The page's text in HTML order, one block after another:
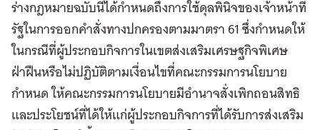
ร่างกฎหมายฉบับนี้ได้กำหนดถึงการใช้ดุลพินิจของเจ้าหน้าที่
รัฐในการออกคำสั่งทางปกครองตามมาตรา 61 ซึ่งกำหนดให้
ในกรณีที่ผู้ประกอบกิจการในเขตส่งเสริมเศรษฐกิจพิเศษ
ฝ่าฝืนหรือไม่ปฏิบัติตามเงื่อนไขที่คณะกรรมการนโยบาย
กำหนด ให้คณะกรรมการนโยบายมีอำนาจสั่งเพิกถอนสิทธิ
และประโยชน์ที่ได้ให้แก่ผู้ประกอบกิจการที่ได้รับการส่งเสริม